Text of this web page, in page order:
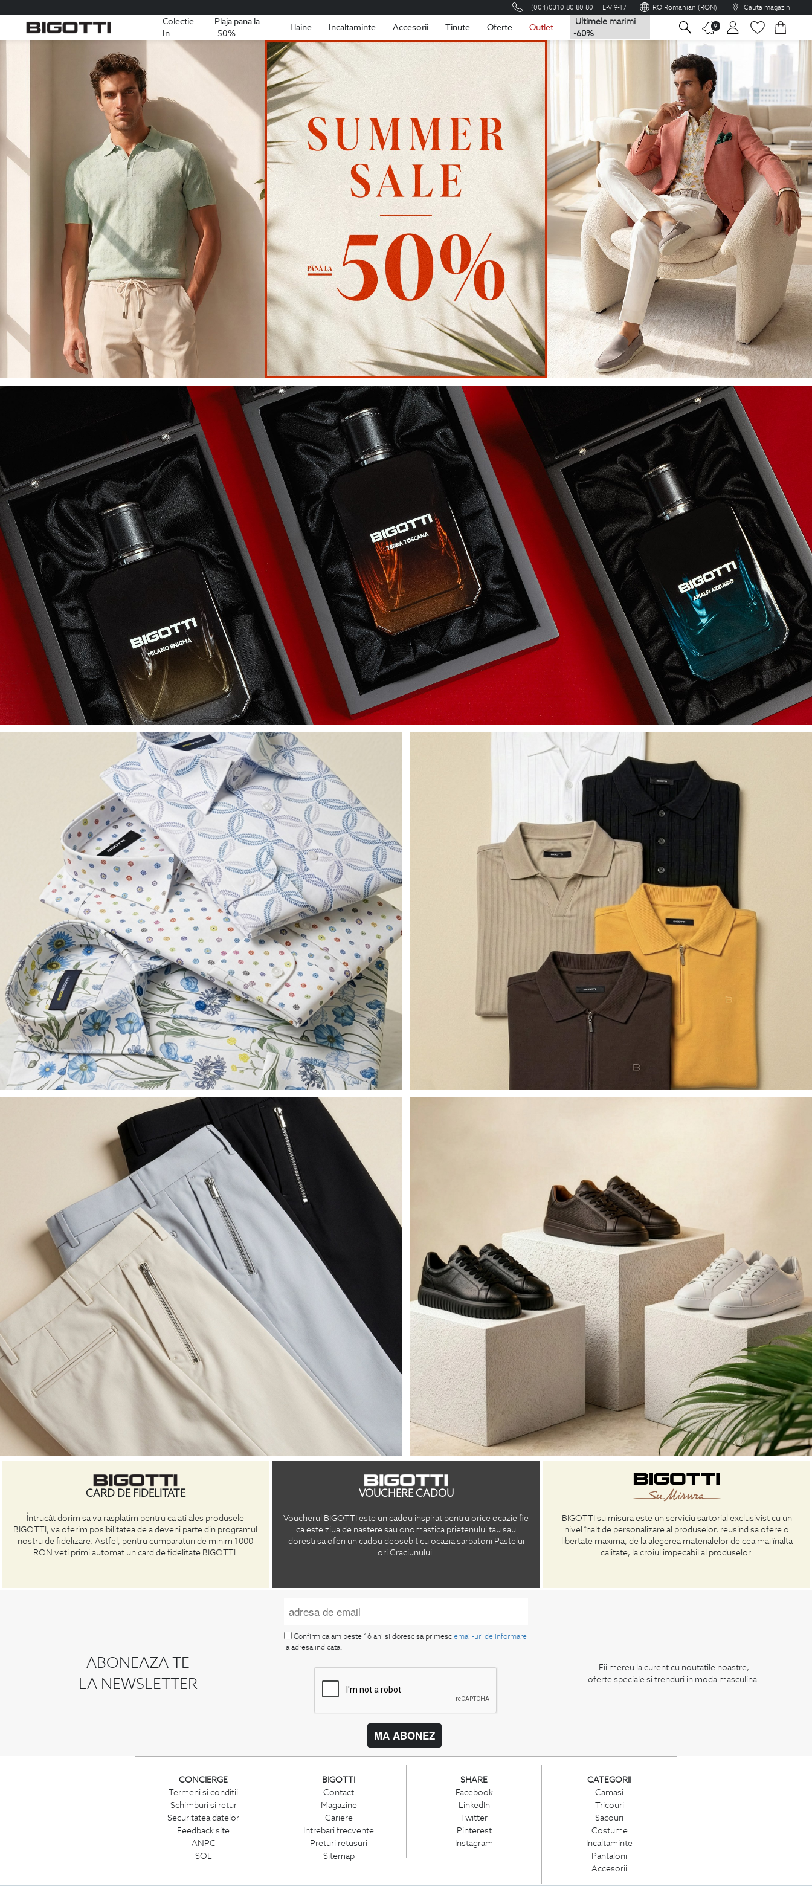
(004)0310 80 80 80 L-V 9-17 RO Romanian (RON) Cauta magazin
Colectie
In
Plaja pana la
-50%
Haine Incaltaminte Accesorii Tinute Oferte Outlet
Ultimele marimi
-60%
9
Romania Romana
CARD DE FIDELITATE
Întrucât dorim sa va rasplatim pentru ca ati ales produsele
BIGOTTI, va oferim posibilitatea de a deveni parte din programul
nostru de fidelizare. Astfel, pentru cumparaturi de minim 1000
RON veti primi automat un card de fidelitate BIGOTTI.
VOUCHERE CADOU
Voucherul BIGOTTI este un cadou inspirat pentru orice ocazie fie
ca este ziua de nastere sau onomastica prietenului tau sau
doresti sa oferi un cadou deosebit cu ocazia sarbatorii Pastelui
ori Craciunului.
BIGOTTI su misura este un serviciu sartorial exclusivist cu un
nivel înalt de personalizare al produselor, reusind sa ofere o
libertate maxima, de la alegerea materialelor de cea mai înalta
calitate, la croiul impecabil al produselor.
ABONEAZA-TE
LA NEWSLETTER
Confirm ca am peste 16 ani si doresc sa primescemail-uri de informare
la adresa indicata.
MA ABONEZ
Fii mereu la curent cu noutatile noastre,
oferte speciale si trenduri in moda masculina.
CONCIERGE
Termeni si conditii
Schimburi si retur
Securitatea datelor
Feedback site
ANPC
SOL
BIGOTTI
Contact
Magazine
Cariere
Intrebari frecvente
Preturi retusuri
Sitemap
SHARE
Facebook
LinkedIn
Twitter
Pinterest
Instagram
CATEGORII
Camasi
Tricouri
Sacouri
Costume
Incaltaminte
Pantaloni
Accesorii
PARTENERI IN